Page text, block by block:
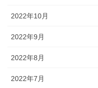
2022年10月
2022年9月
2022年8月
2022年7月